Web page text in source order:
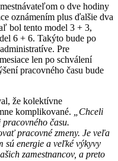
o dve hodiny
oznámením plus ďalšie dva
bol tento model 3 + 3,
6 + 6. Takýto bude po
Pre
len po schválení
pracovného času bude
že kolektívne
komplikované.
„Chceli
času.
pracovné zmeny. Je veľa
sú energie a veľké výkyvy
zamestnancov, a preto